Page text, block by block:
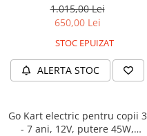
albastru
1.015,00 Lei
650,00 Lei
STOC EPUIZAT
ALERTA STOC
Go Kart electric pentru copii 3
- 7 ani, 12V, putere 45W,